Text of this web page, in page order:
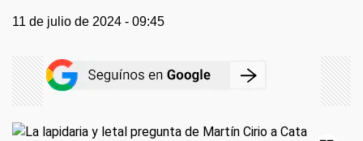
11 de julio de 2024 - 09:45